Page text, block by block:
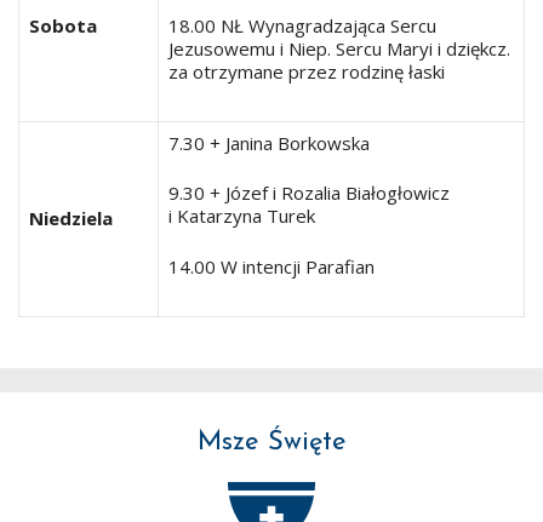
Sobota
18.00 NŁ Wynagradzająca Sercu
Jezusowemu i Niep. Sercu Maryi i dziękcz.
za otrzymane przez rodzinę łaski
Niedziela
7.30 + Janina Borkowska
9.30 + Józef i Rozalia Białogłowicz
i Katarzyna Turek
14.00 W intencji Parafian
Msze Święte